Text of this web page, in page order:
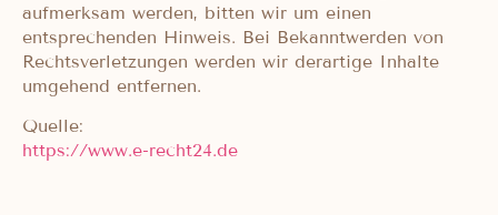
aufmerksam werden, bitten wir um einen
entsprechenden Hinweis. Bei Bekanntwerden von
Rechtsverletzungen werden wir derartige Inhalte
umgehend entfernen.
Quelle:
https://www.e-recht24.de